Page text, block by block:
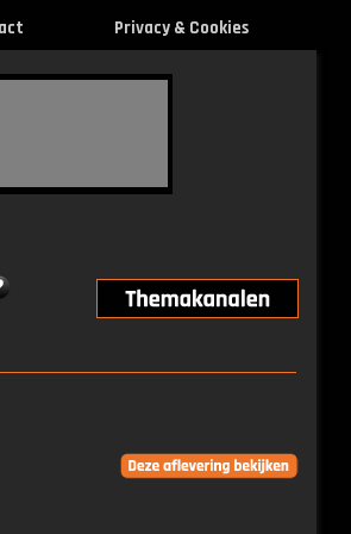
Privacy & Cookies